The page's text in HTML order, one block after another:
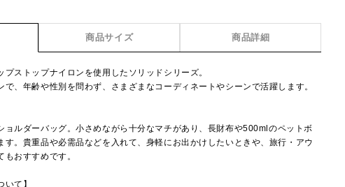
商品サイズ 商品詳細
プストップナイロンを使用したソリッドシリーズ。
で、年齢や性別を問わず、さまざまなコーディネートやシーンで活躍します。
ョルダーバッグ。小さめながら十分なマチがあり、長財布や500mlのペットボ
す。貴重品や必需品などを入れて、身軽にお出かけしたいときや、旅行・アウ
もおすすめです。
いて】